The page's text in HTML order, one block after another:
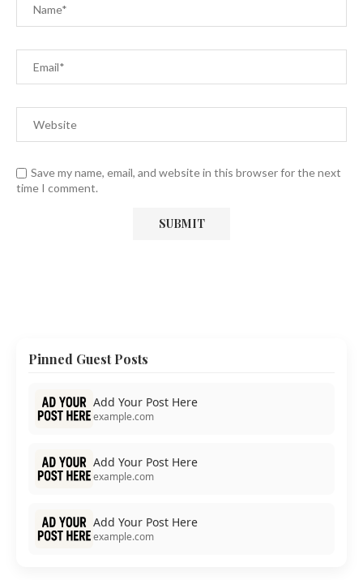
Save my name, email, and website in this browser for the next
time I comment.
Pinned Guest Posts
Add Your Post Here
example.com
Add Your Post Here
example.com
Add Your Post Here
example.com